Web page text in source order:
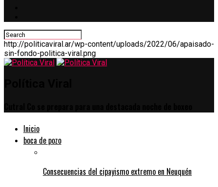
http://politicaviral.ar/wp-content/uploads/2022/06/apaisado-
sin-fondo-politica-viral.png
Inicio
boca de pozo
Consecuencias del cipayismo extremo en Neuquén